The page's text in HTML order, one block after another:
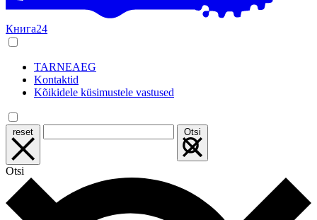
Книга24
TARNEAEG
Kontaktid
Kõikidele küsimustele vastused
reset Otsi
Otsi